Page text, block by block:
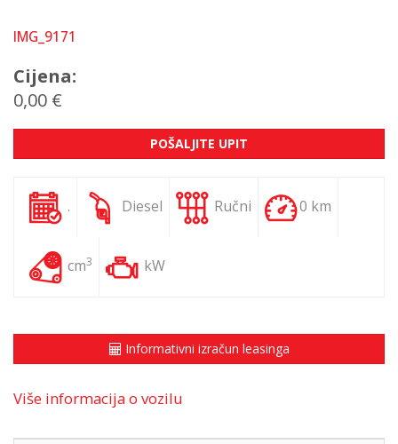
IMG_9171
Cijena:
0,00 €
POŠALJITE UPIT
. Diesel Ručni 0 km
cm3 kW
Informativni izračun leasinga
Više informacija o vozilu